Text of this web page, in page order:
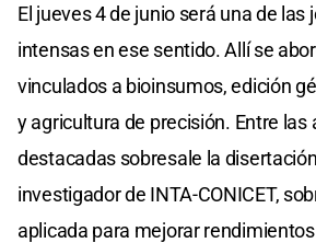
El jueves 4 de junio será una de las
intensas en ese sentido. Allí se
vinculados a bioinsumos, edición
y agricultura de precisión. Entre las
destacadas sobresale la
investigador de INTA-CONICET,
aplicada para mejorar